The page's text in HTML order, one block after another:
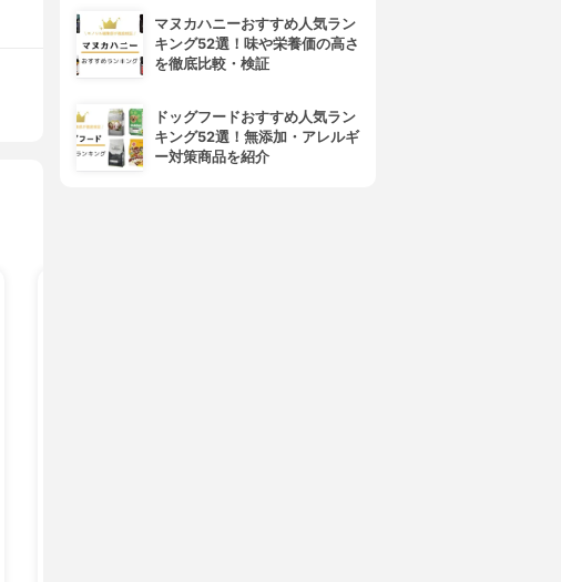
マヌカハニーおすすめ人気ラン
キング52選！味や栄養価の高さ
を徹底比較・検証
ドッグフードおすすめ人気ラン
キング52選！無添加・アレルギ
ー対策商品を紹介